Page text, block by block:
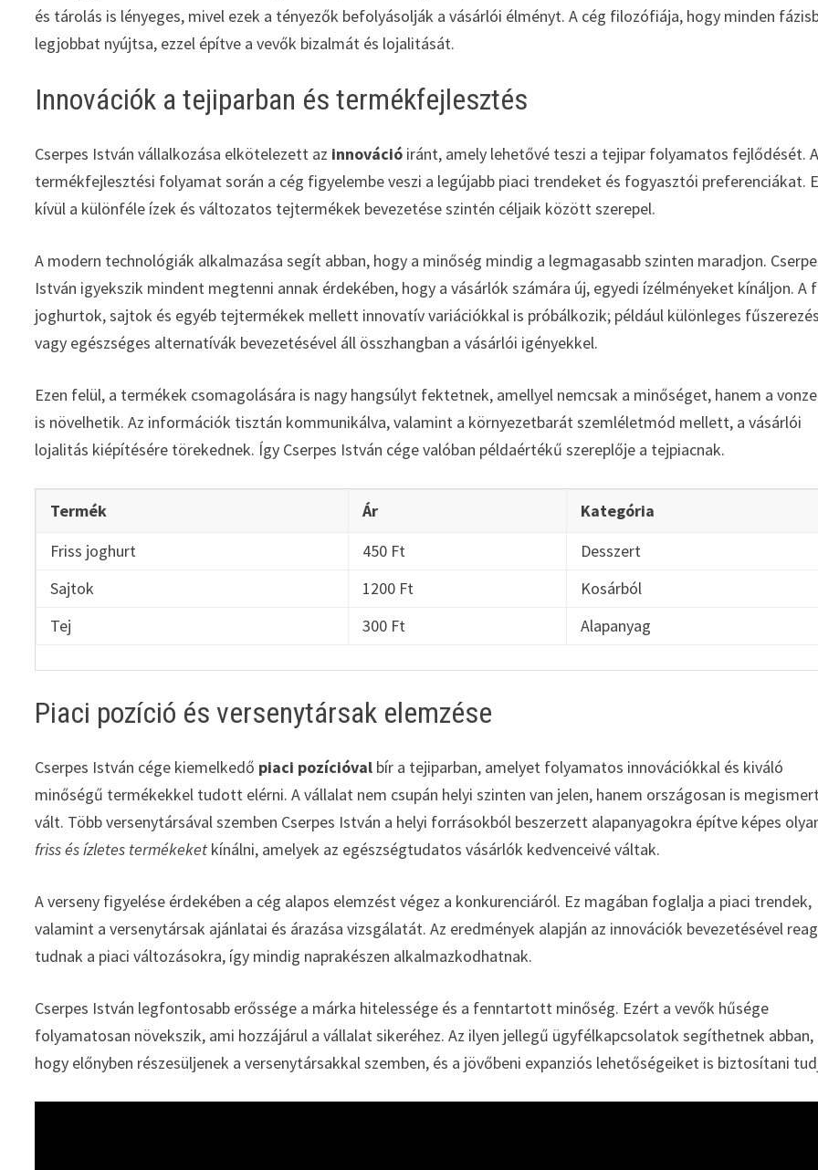
és tárolás is lényeges, mivel ezek a tényezők befolyásolják a vásárlói élményt. A cég filozófiája, hogy minden
legjobbat nyújtsa, ezzel építve a vevők bizalmát és lojalitását.
Innovációk a tejiparban és termékfejlesztés
Cserpes István vállalkozása elkötelezett az innováció iránt, amely lehetővé teszi a tejipar folyamatos fejlődését.
termékfejlesztési folyamat során a cég figyelembe veszi a legújabb piaci trendeket és fogyasztói preferenciákat.
kívül a különféle ízek és változatos tejtermékek bevezetése szintén céljaik között szerepel.
A modern technológiák alkalmazása segít abban, hogy a minőség mindig a legmagasabb szinten maradjon.
István igyekszik mindent megtenni annak érdekében, hogy a vásárlók számára új, egyedi ízélményeket kínáljon. A
joghurtok, sajtok és egyéb tejtermékek mellett innovatív variációkkal is próbálkozik; például különleges
vagy egészséges alternatívák bevezetésével áll összhangban a vásárlói igényekkel.
Ezen felül, a termékek csomagolására is nagy hangsúlyt fektetnek, amellyel nemcsak a minőséget, hanem a
is növelhetik. Az információk tisztán kommunikálva, valamint a környezetbarát szemléletmód mellett, a vásárlói
lojalitás kiépítésére törekednek. Így Cserpes István cége valóban példaértékű szereplője a tejpiacnak.
Termék Ár
Kategória
Friss joghurt
450 Ft
Desszert
Sajtok
1200 Ft
Kosárból
Tej
300 Ft Alapanyag
Piaci pozíció és versenytársak elemzése
Cserpes István cége kiemelkedő piaci pozícióval bír a tejiparban, amelyet folyamatos innovációkkal és kiváló
minőségű termékekkel tudott elérni. A vállalat nem csupán helyi szinten van jelen, hanem országosan is
vált. Több versenytársával szemben Cserpes István a helyi forrásokból beszerzett alapanyagokra építve képes
friss és ízletes termékeket kínálni, amelyek az egészségtudatos vásárlók kedvenceivé váltak.
A verseny figyelése érdekében a cég alapos elemzést végez a konkurenciáról. Ez magában foglalja a piaci trendek,
valamint a versenytársak ajánlatai és árazása vizsgálatát. Az eredmények alapján az innovációk bevezetésével
tudnak a piaci változásokra, így mindig naprakészen alkalmazkodhatnak.
Cserpes István legfontosabb erőssége a márka hitelessége és a fenntartott minőség. Ezért a vevők hűsége
folyamatosan növekszik, ami hozzájárul a vállalat sikeréhez. Az ilyen jellegű ügyfélkapcsolatok segíthetnek abban,
hogy előnyben részesüljenek a versenytársakkal szemben, és a jövőbeni expanziós lehetőségeiket is biztosítani